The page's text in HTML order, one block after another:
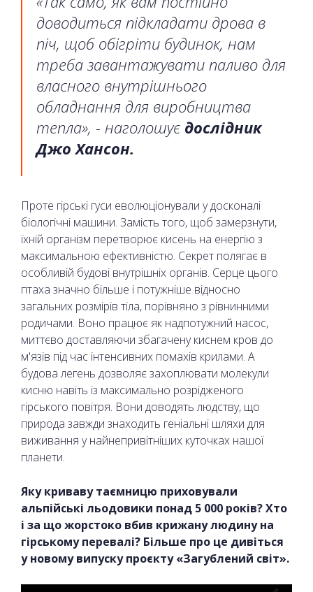
доводиться підкладати дрова в
піч, щоб обігріти будинок, нам
треба завантажувати паливо для
власного внутрішнього
обладнання для виробництва
тепла», - наголошує дослідник
Джо Хансон.
Проте гірські гуси еволюціонували у досконалі
біологічні машини. Замість того, щоб замерзнути,
їхній організм перетворює кисень на енергію з
максимальною ефективністю. Секрет полягає в
особливій будові внутрішніх органів. Серце цього
птаха значно більше і потужніше відносно
загальних розмірів тіла, порівняно з рівнинними
родичами. Воно працює як надпотужний насос,
миттєво доставляючи збагачену киснем кров до
м'язів під час інтенсивних помахів крилами. А
будова легень дозволяє захоплювати молекули
кисню навіть із максимально розрідженого
гірського повітря. Вони доводять людству, що
природа завжди знаходить геніальні шляхи для
виживання у найнепривітніших куточках нашої
планети.
Яку криваву таємницю приховували
альпійські льодовики понад 5 000 років? Хто
і за що жорстоко вбив крижану людину на
гірському перевалі? Більше про це дивіться
у новому випуску проєкту «Загублений світ».